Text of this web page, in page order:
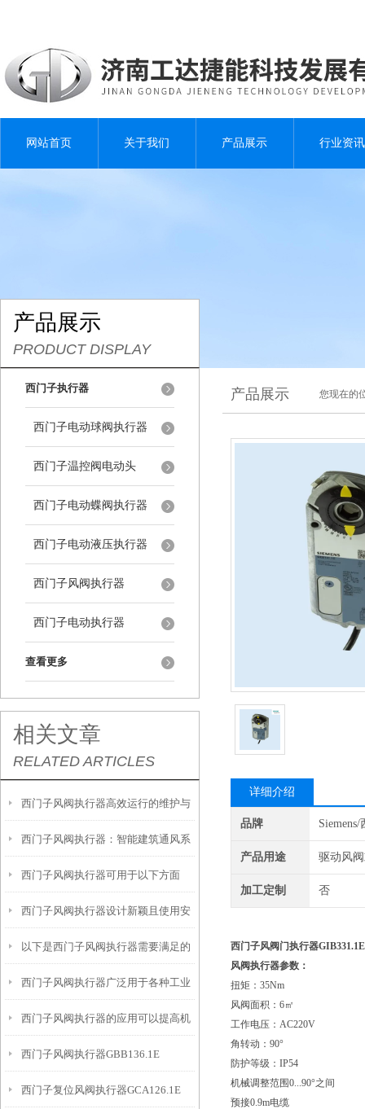
网站首页 关于我们 产品展示 行业资讯
产品展示
PRODUCT DISPLAY
西门子执行器
西门子电动球阀执行器
西门子温控阀电动头
西门子电动蝶阀执行器
西门子电动液压执行器
西门子风阀执行器
西门子电动执行器
查看更多
相关文章
RELATED ARTICLES
西门子风阀执行器高效运行的维护与
保养策略
西门子风阀执行器：智能建筑通风系
统的关键组件
西门子风阀执行器可用于以下方面
西门子风阀执行器设计新颖且使用安
全
以下是西门子风阀执行器需要满足的
特殊工况要求
西门子风阀执行器广泛用于各种工业
通风和空调系统中
西门子风阀执行器的应用可以提高机
械设备的效率和质量
西门子风阀执行器GBB136.1E
西门子复位风阀执行器GCA126.1E
产品展示 您现在的
详细介绍
品牌
产品用途 驱动风
加工定制 否
西门子风阀门执行器GIB331.1E
风阀执行器参数：
扭矩：35Nm
风阀面积：6㎡
工作电压：AC220V
角转动：90°
防护等级：IP54
机械调整范围0...90°之间
预接0.9m电缆